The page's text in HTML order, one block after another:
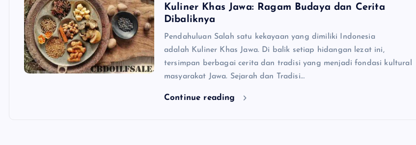
Kuliner Khas Jawa: Ragam Budaya dan Cerita
Dibaliknya
Pendahuluan Salah satu kekayaan yang dimiliki Indonesia
adalah Kuliner Khas Jawa. Di balik setiap hidangan lezat ini,
tersimpan berbagai cerita dan tradisi yang menjadi fondasi kultural
masyarakat Jawa. Sejarah dan Tradisi…
Continue reading